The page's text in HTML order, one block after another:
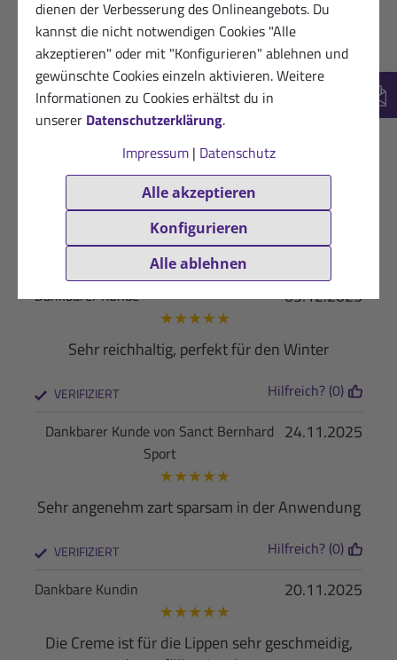
dienen der Verbesserung des Onlineangebots. Du
kannst die nicht notwendigen Cookies "Alle
akzeptieren" oder mit "Konfigurieren" ablehnen und
gewünschte Cookies einzeln aktivieren. Weitere
Informationen zu Cookies erhältst du in
unserer Datenschutzerklärung.
Impressum| Datenschutz
Alle akzeptieren
Konfigurieren
Alle ablehnen
Gültig sich gut an
VERIFIZIERT Hilfreich? (0)
Begeisterte Kundin
Die Creme lässt sich gut auftragen. Sie zieht
schnell ein, hat einen sehr "leckeren Duft". Pflegt
sehr gut.
Hilfreich? (0)
03.12.2025
Dankbarer Kunde
★★★★★
Sehr reichhaltig, perfekt für den Winter
VERIFIZIERT Hilfreich? (0)
24.11.2025
Dankbarer Kunde von Sanct Bernhard
Sport
★★★★★
Sehr angenehm zart sparsam in der Anwendung
VERIFIZIERT Hilfreich? (0)
20.11.2025
Dankbare Kundin
★★★★★
Die Creme ist für die Lippen sehr geschmeidig,